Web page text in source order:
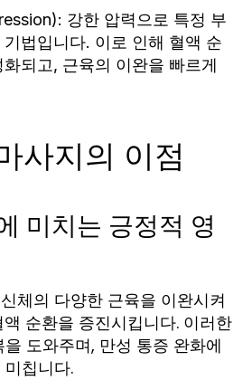
강한 압력으로 특정 부
법입니다. 이로 인해 혈액 순
되고, 근육의 이완을 빠르게
사지의 이점
미치는 긍정적 영
체의 다양한 근육을 이완시켜
순환을 증진시킵니다. 이러한
도와주며, 만성 통증 완화에
칩니다.